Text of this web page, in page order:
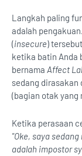
Langkah paling
adalah
(insecure)
ketika batin Anda
bernama Affect
sedang
(bagian otak yang
Ketika perasaan
"Oke, saya
adalah impostor